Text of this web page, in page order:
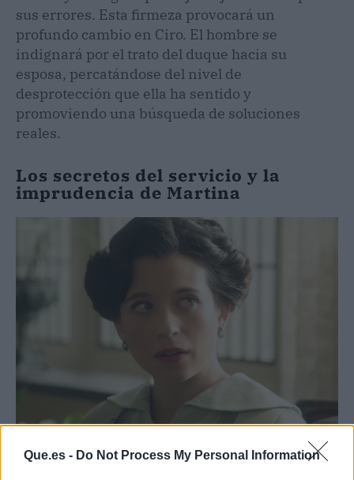
Que.es - Do Not Process My Personal Information
sus errores. Esta firmeza provocará un
profundo cambio en Ciro. El hombre se
indignará por el trato del duque hacia su
esposa, percatándose del nivel de
desprotección que ella ha sentido y
promoviendo una búsqueda de soluciones
reales.
Los secretos del servicio y la
imprudencia de Martina
Los secretos del servicio y la imprudencia de Martina | Fuente: La Promesa en